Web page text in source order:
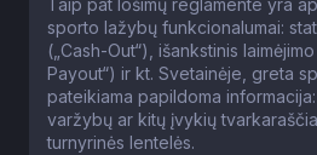
Taip pat lošimų reglamente yra
sporto lažybų funkcionalumai:
(„Cash-Out“), išankstinis
Payout“) ir kt. Svetainėje, greta
pateikiama papildoma
varžybų ar kitų įvykių
turnyrinės lentelės.